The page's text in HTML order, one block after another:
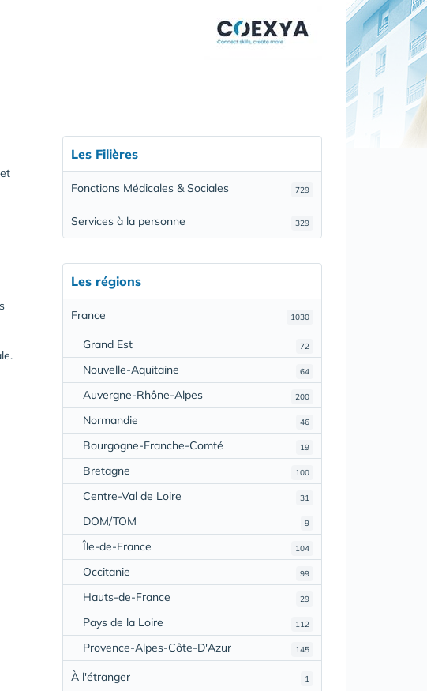
Les Filières
729
Fonctions Médicales & Sociales
329
Services à la personne
Les régions
1030
France
72
Grand Est
64
Nouvelle-Aquitaine
200
Auvergne-Rhône-Alpes
46
Normandie
19
Bourgogne-Franche-Comté
100
Bretagne
31
Centre-Val de Loire
9
DOM/TOM
104
Île-de-France
99
Occitanie
29
Hauts-de-France
112
Pays de la Loire
145
Provence-Alpes-Côte-D'Azur
1
À l'étranger